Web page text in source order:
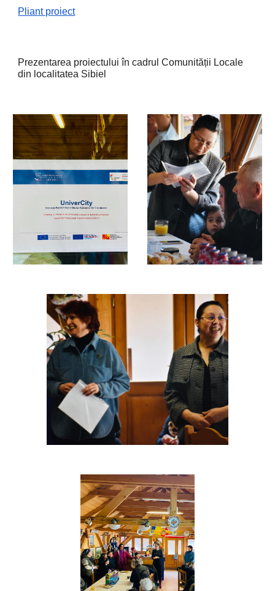
Pliant proiect
Prezentarea proiectului în cadrul Comunității Locale
din localitatea Sibiel